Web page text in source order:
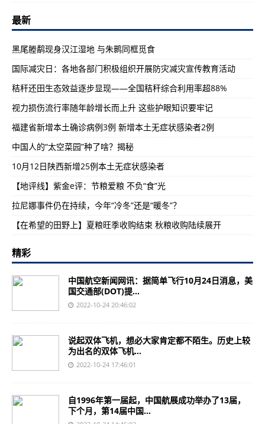
最新
黑尾塍鹬现身汉江湿地 与朱鹮同框觅食
国际减灾日：各地各部门积极组织开展防灾减灾宣传教育活动
秸秆还田生态效益逐步显现——全国秸秆综合利用率超88%
视力损伤流行率随年龄增长而上升 这些护眼知识要牢记
福建省新增本土确诊病例3例 新增本土无症状感染者2例
中国人的“太空菜园”种了啥？揭秘
10月12日陕西新增25例本土无症状感染者
【地评线】紫金e评：节粮爱粮 不负“食”光
拉尼娜事件仍在持续，今年“冷冬”还是“暖冬”？
【在希望的田野上】夏粮旺季收购结束 秋粮收购陆续展开
精彩
中国航空新闻网讯：据简单飞行10月24日消息，美
国交通部(DOT)提...
2022-10-24 20:46:02
说起双体飞机，想必大家肯定都不陌生。历史上较
为出名的双体飞机...
2022-10-24 17:46:01
自1996年第一届起，中国航展成功举办了13届，
下个月，第14届中国...